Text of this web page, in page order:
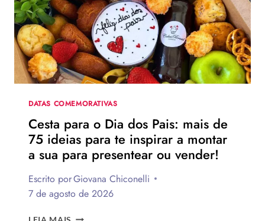
VEJA
130
FRASES
EMOCIONANTES
PARA
HOMENAGEAR
DATA
DATAS COMEMORATIVAS
Cesta para o Dia dos Pais: mais de
75 ideias para te inspirar a montar
a sua para presentear ou vender!
Escrito porGiovana Chiconelli
7 de agosto de 2026
CESTA